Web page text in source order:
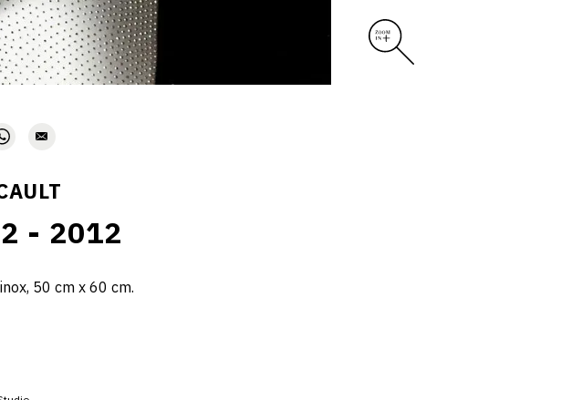
- 2012
50 cm x 60 cm.